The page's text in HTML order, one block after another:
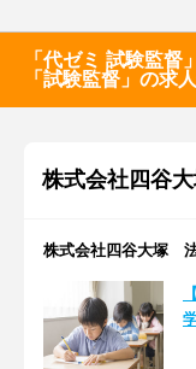
「代ゼミ 試験監
「試験監督」の求
株式会社四谷
株式会社四谷大塚